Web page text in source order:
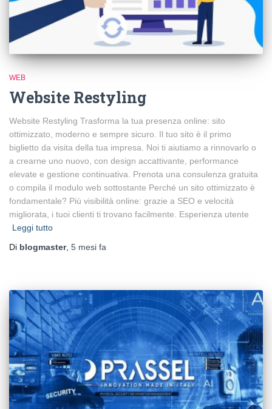
WEB
Website Restyling
Website Restyling Trasforma la tua presenza online: sito
ottimizzato, moderno e sempre sicuro. Il tuo sito è il primo
biglietto da visita della tua impresa. Noi ti aiutiamo a rinnovarlo o
a crearne uno nuovo, con design accattivante, performance
elevate e gestione continuativa. Prenota una consulenza gratuita
o compila il modulo web sottostante Perché un sito ottimizzato è
fondamentale? Più visibilità online: grazie a SEO e velocità
migliorata, i tuoi clienti ti trovano facilmente. Esperienza utente
Leggi tutto
Di blogmaster, 5 mesi fa